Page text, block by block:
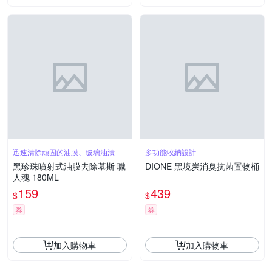
迅速清除頑固的油膜、玻璃油漬
黑珍珠噴射式油膜去除慕斯 職
人魂 180ML
$159
券
加入購物車
多功能收納設計
DIONE 黑境炭消臭抗菌置物桶
$439
券
加入購物車